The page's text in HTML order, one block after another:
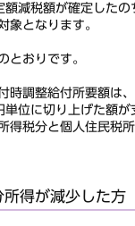
減税額が確定した
象となります。
とおりです。
調整給付所要額は
位に切り上げた額が
税分と個人住民税
所得が減少した方